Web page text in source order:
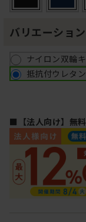
バリエーショ
ナイロン双輪
抵抗付ウレタ
■【法人向け】無